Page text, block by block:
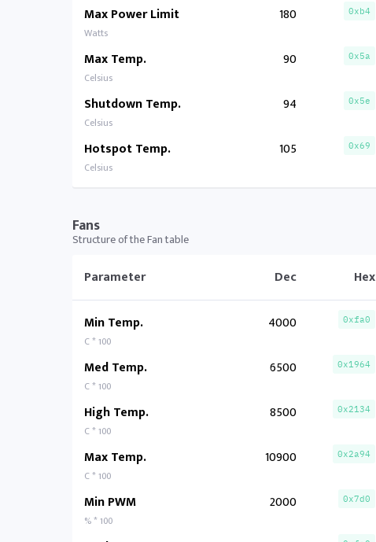
Max Power Limit
Watts
180 0xb4
Max Temp.
Celsius
90 0x5a
Shutdown Temp.
Celsius
94 0x5e
Hotspot Temp.
Celsius
105 0x69
Fans
Structure of the Fan table
Parameter Dec Hex
Min Temp.
C * 100
4000 0xfa0
Med Temp.
C * 100
6500 0x1964
High Temp.
C * 100
8500 0x2134
Max Temp.
C * 100
10900 0x2a94
Min PWM
% * 100
2000 0x7d0